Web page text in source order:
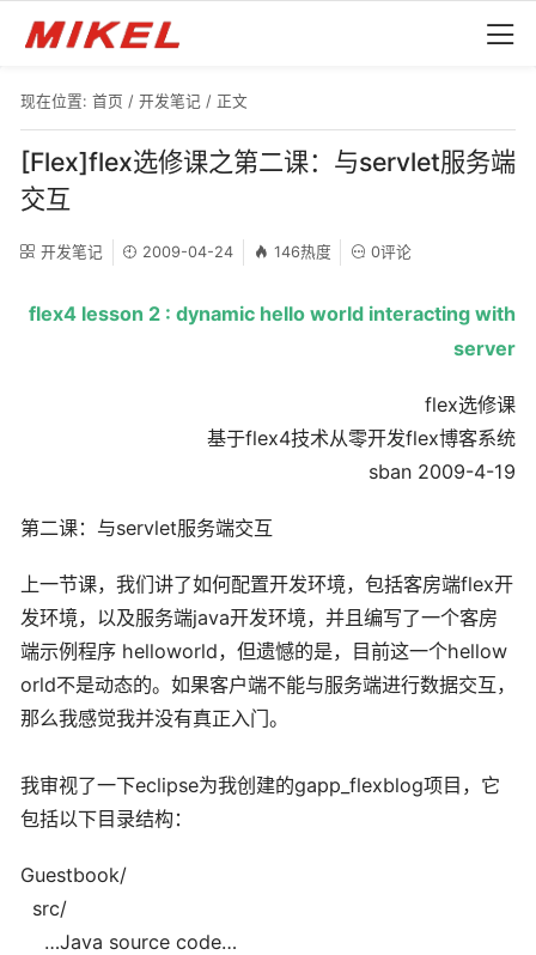
现在位置: 首页 / 开发笔记 / 正文
[Flex]flex选修课之第二课：与servlet服务端
交互
开发笔记 2009-04-24 146热度 0评论
flex4 lesson 2 : dynamic hello world interacting with
server
flex选修课
基于flex4技术从零开发flex博客系统
sban 2009-4-19
第二课：与servlet服务端交互
上一节课，我们讲了如何配置开发环境，包括客房端flex开
发环境，以及服务端java开发环境，并且编写了一个客房
端示例程序 helloworld，但遗憾的是，目前这一个hellow
orld不是动态的。如果客户端不能与服务端进行数据交互，
那么我感觉我并没有真正入门。
我审视了一下eclipse为我创建的gapp_flexblog项目，它
包括以下目录结构：
Guestbook/
src/
…Java source code…